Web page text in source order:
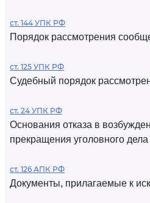
ст. 144 УПК РФ
Порядок рассмотрения
ст. 125 УПК РФ
Судебный порядок
ст. 24 УПК РФ
Основания отказа в
прекращения уголовного дела
ст. 126 АПК РФ
Документы, прилагаемые к